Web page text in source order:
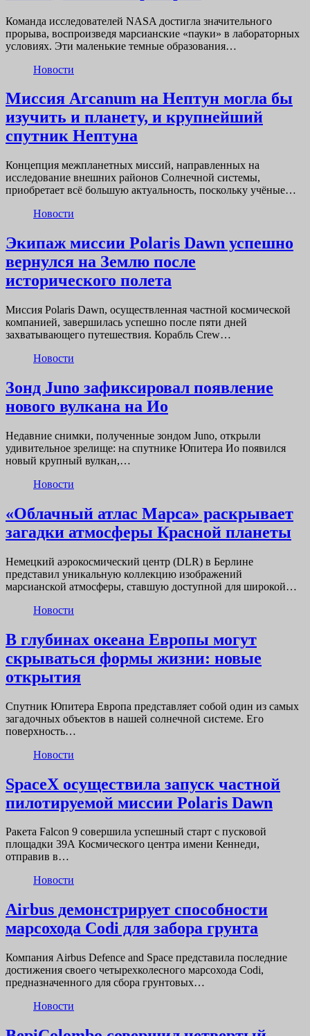
Команда исследователей NASA достигла значительного
прорыва, воспроизведя марсианские «пауки» в лабораторных
условиях. Эти маленькие темные образования…
Новости
Миссия Arcanum на Нептун могла бы
изучить и планету, и крупнейший
спутник Нептуна
Концепция межпланетных миссий, направленных на
исследование внешних районов Солнечной системы,
приобретает всё большую актуальность, поскольку учёные…
Новости
Экипаж миссии Polaris Dawn успешно
вернулся на Землю после
исторического полета
Миссия Polaris Dawn, осуществленная частной космической
компанией, завершилась успешно после пяти дней
захватывающего путешествия. Корабль Crew…
Новости
Зонд Juno зафиксировал появление
нового вулкана на Ио
Недавние снимки, полученные зондом Juno, открыли
удивительное зрелище: на спутнике Юпитера Ио появился
новый крупный вулкан,…
Новости
«Облачный атлас Марса» раскрывает
загадки атмосферы Красной планеты
Немецкий аэрокосмический центр (DLR) в Берлине
представил уникальную коллекцию изображений
марсианской атмосферы, ставшую доступной для широкой…
Новости
В глубинах океана Европы могут
скрываться формы жизни: новые
открытия
Спутник Юпитера Европа представляет собой один из самых
загадочных объектов в нашей солнечной системе. Его
поверхность…
Новости
SpaceX осуществила запуск частной
пилотируемой миссии Polaris Dawn
Ракета Falcon 9 совершила успешный старт с пусковой
площадки 39А Космического центра имени Кеннеди,
отправив в…
Новости
Airbus демонстрирует способности
марсохода Codi для забора грунта
Компания Airbus Defence and Space представила последние
достижения своего четырехколесного марсохода Codi,
предназначенного для сбора грунтовых…
Новости